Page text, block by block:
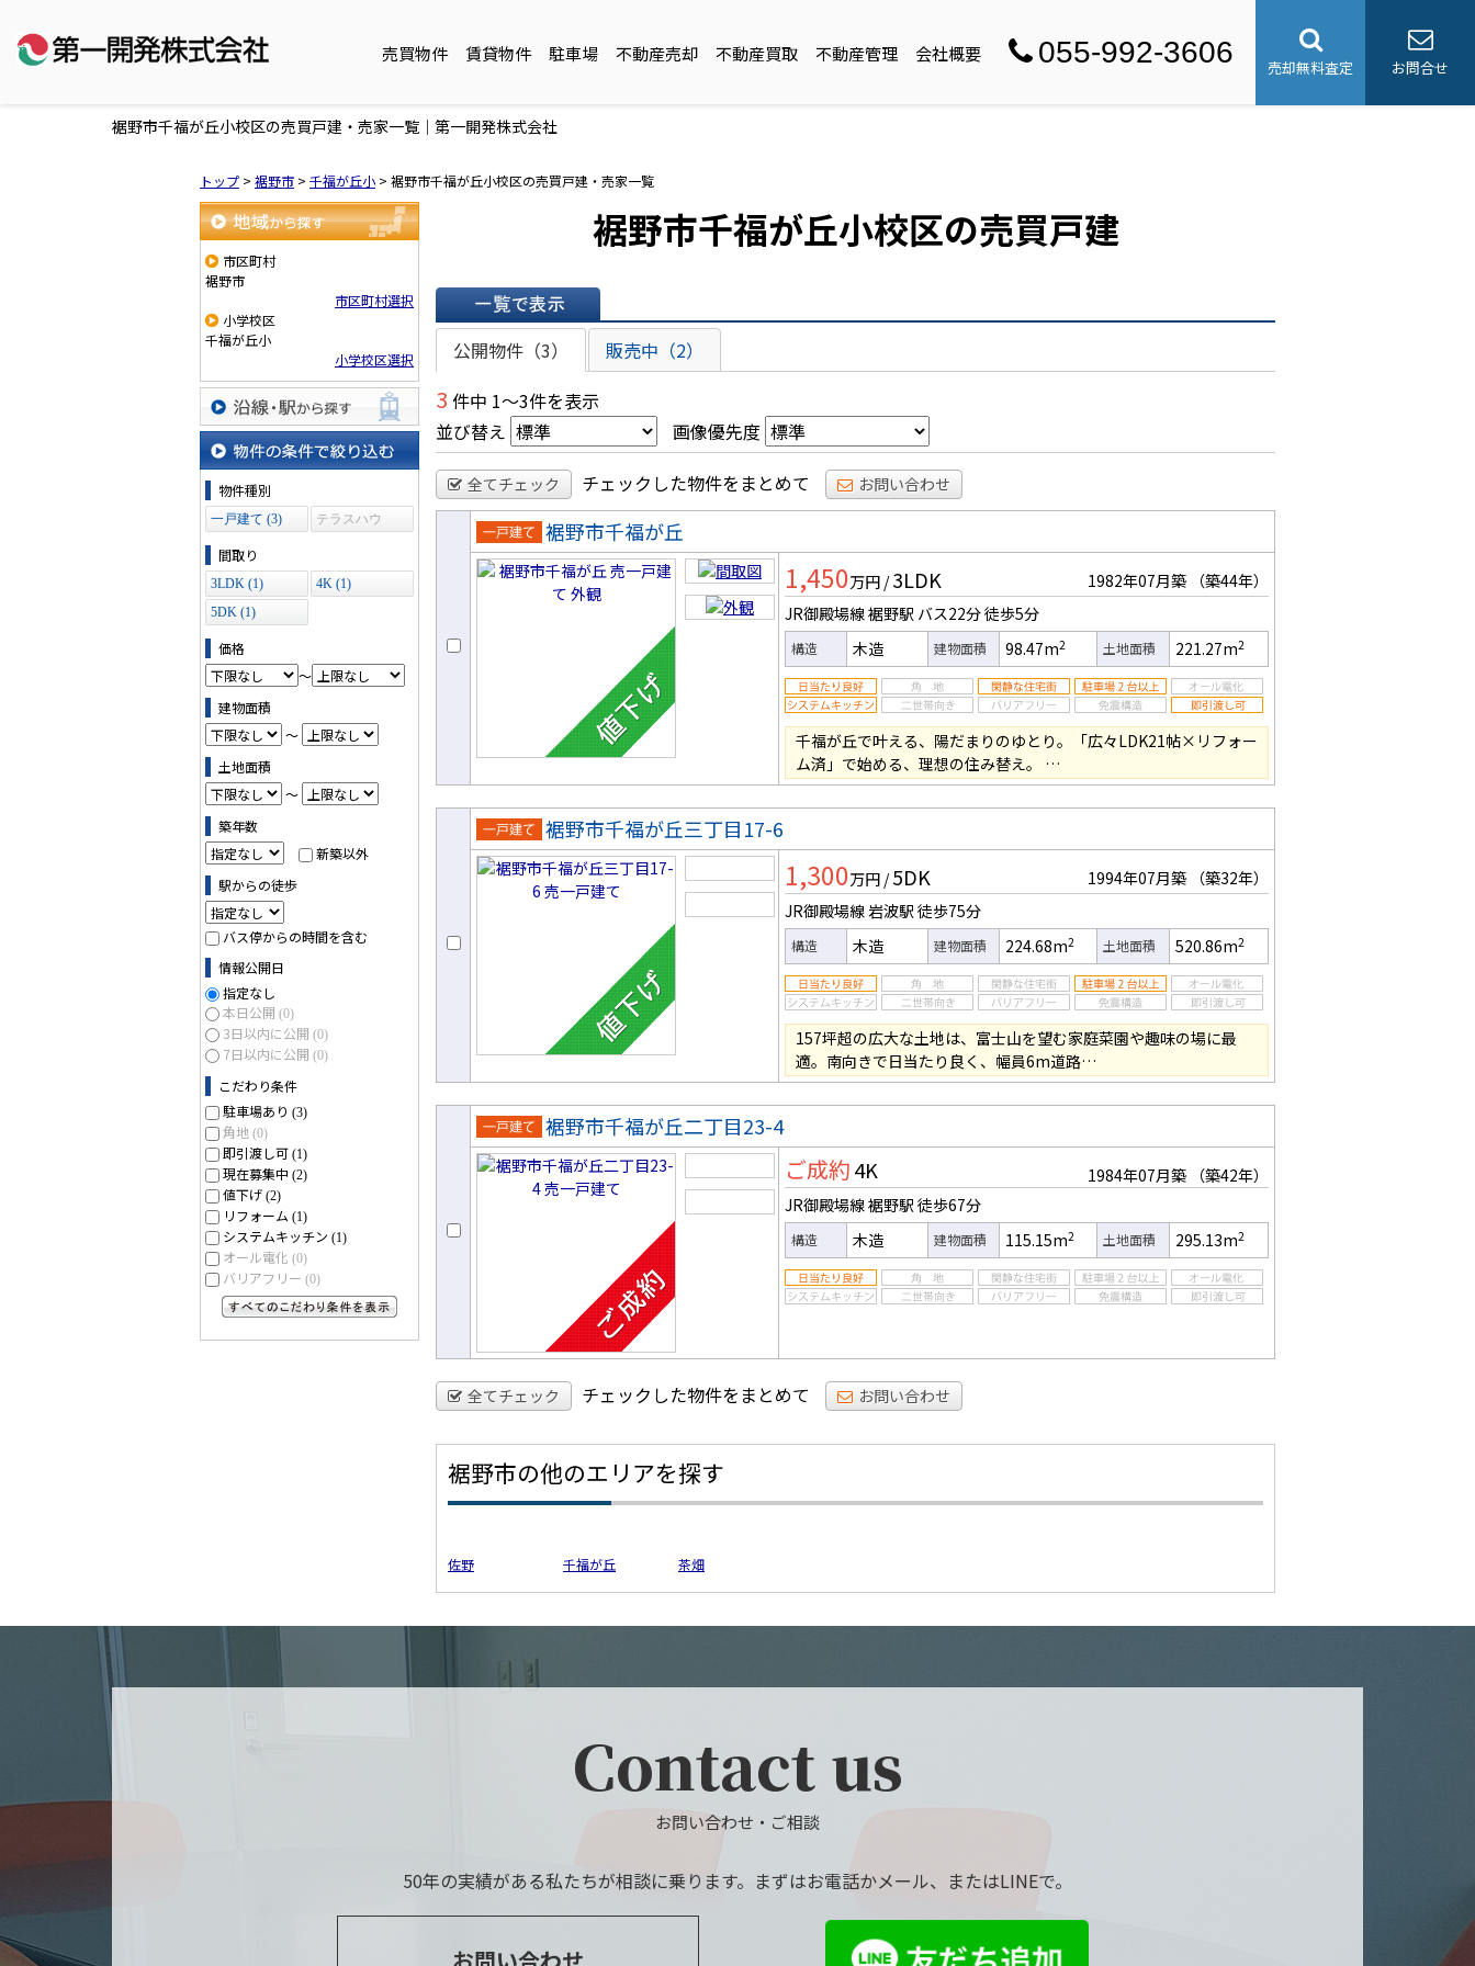
売買物件 賃貸物件 駐車場 不動産売却 不動産買取 不動産管理 会社概要 055-992-3606 売却無料査定 お問合せ
裾野市千福が丘小校区の売買戸建・売家一覧｜第一開発株式会社
トップ > 裾野市 > 千福が丘小 > 裾野市千福が丘小校区の売買戸建・売家一覧
地域から探す
市区町村
裾野市
市区町村選択
小学校区
千福が丘小
小学校区選択
沿線・駅から探す
物件の条件で絞り込む
物件種別
一戸建て (3)
テラスハウ
間取り
3LDK (1)
4K (1)
5DK (1)
価格
～
建物面積
～
土地面積
～
築年数
新築以外
駅からの徒歩
バス停からの時間を含む
情報公開日
指定なし
本日公開 (0)
3日以内に公開 (0)
7日以内に公開 (0)
こだわり条件
駐車場あり (3)
角地 (0)
即引渡し可 (1)
現在募集中 (2)
値下げ (2)
リフォーム (1)
システムキッチン (1)
オール電化 (0)
バリアフリー (0)
裾野市千福が丘小校区の売買戸建
一覧で表示
公開物件（3） 販売中（2）
3 件中 1～3件を表示
並び替え
画像優先度
全てチェック チェックした物件をまとめて お問い合わせ
売一戸建
て
裾野市千福が丘
1,450万円 / 3LDK 1982年07月築
（築44年）
JR御殿場線 裾野駅 バス22分徒歩5分
構造 木造 建物面積 98.47m2 土地面積 221.27m2
千福が丘で叶える、陽だまりのゆとり。「広々LDK21帖×リフォー
ム済」で始める、理想の住み替え。 …
売一戸建
て
裾野市千福が丘三丁目17-6
1,300万円 / 5DK 1994年07月築
（築32年）
JR御殿場線 岩波駅 徒歩75分
構造 木造 建物面積 224.68m2 土地面積 520.86m2
157坪超の広大な土地は、富士山を望む家庭菜園や趣味の場に最
適。南向きで日当たり良く、幅員6m道路…
売一戸建
て
裾野市千福が丘二丁目23-4
ご成約4K 1984年07月築
（築42年）
JR御殿場線 裾野駅 徒歩67分
構造 木造 建物面積 115.15m2 土地面積 295.13m2
全てチェック チェックした物件をまとめて お問い合わせ
裾野市の他のエリアを探す
佐野 千福が丘 茶畑
Contact us
お問い合わせ・ご相談
50年の実績がある私たちが相談に乗ります。まずはお電話かメール、またはLINEで。